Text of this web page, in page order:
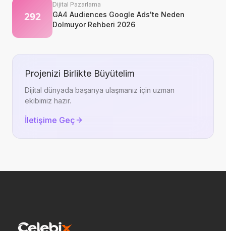
Dijital Pazarlama
GA4 Audiences Google Ads'te Neden
Dolmuyor Rehberi 2026
Projenizi Birlikte Büyütelim
Dijital dünyada başarıya ulaşmanız için uzman
ekibimiz hazır.
İletişime Geç